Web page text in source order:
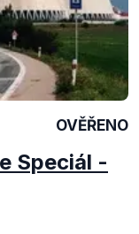
OVĚŘENO
Speciál -